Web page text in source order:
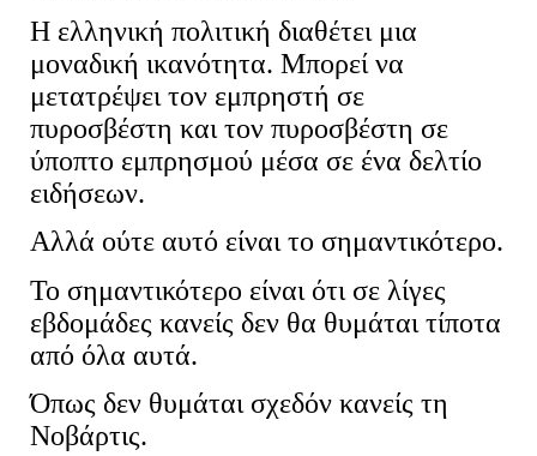
Η ελληνική πολιτική διαθέτει μια
μοναδική ικανότητα. Μπορεί να
μετατρέψει τον εμπρηστή σε
πυροσβέστη και τον πυροσβέστη σε
ύποπτο εμπρησμού μέσα σε ένα δελτίο
ειδήσεων.
Αλλά ούτε αυτό είναι το σημαντικότερο.
Το σημαντικότερο είναι ότι σε λίγες
εβδομάδες κανείς δεν θα θυμάται τίποτα
από όλα αυτά.
Όπως δεν θυμάται σχεδόν κανείς τη
Νοβάρτις.